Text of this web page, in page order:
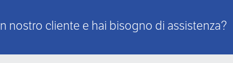
nostro cliente e hai bisogno di assistenza?